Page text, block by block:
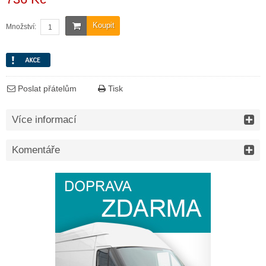
Koupit
Množství:
Poslat přátelům Tisk
Více informací
Komentáře